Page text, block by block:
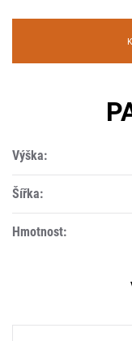
Výška:
Šířka:
Hmotnost: